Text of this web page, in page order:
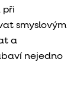
při
smyslovým
a
nejedno